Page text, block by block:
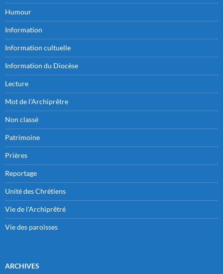
Humour
Information
Information cultuelle
Information du Diocèse
Lecture
Mot de l'Archiprêtre
Non classé
Patrimoine
Prières
Reportage
Unité des Chrétiens
Vie de l'Archiprêtré
Vie des paroisses
ARCHIVES